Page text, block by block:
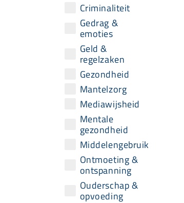
Criminaliteit
Gedrag &
emoties
Geld &
regelzaken
Gezondheid
Mantelzorg
Mediawijsheid
Mentale
gezondheid
Middelengebruik
Ontmoeting &
ontspanning
Ouderschap &
opvoeding